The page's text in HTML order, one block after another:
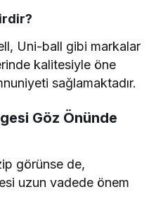
Uni-ball gibi markalar
kalitesiyle öne
sağlamaktadır.
Göz Önünde
görünse de,
uzun vadede önem